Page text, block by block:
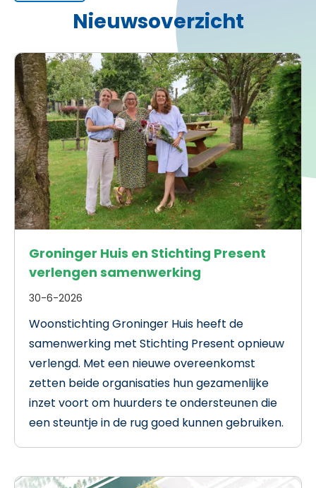
Nieuwsoverzicht
Groninger Huis en Stichting Present
verlengen samenwerking
30-6-2026
Woonstichting Groninger Huis heeft de
samenwerking met Stichting Present opnieuw
verlengd. Met een nieuwe overeenkomst
zetten beide organisaties hun gezamenlijke
inzet voort om huurders te ondersteunen die
een steuntje in de rug goed kunnen gebruiken.